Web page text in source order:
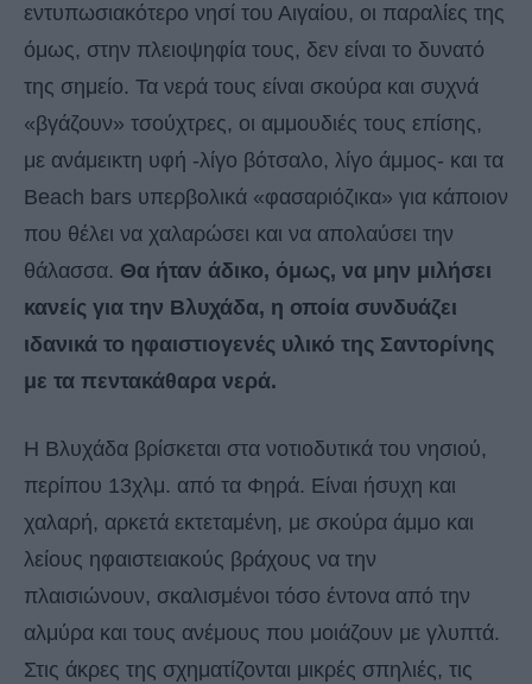
εντυπωσιακότερο νησί του Αιγαίου, οι παραλίες της
όμως, στην πλειοψηφία τους, δεν είναι το δυνατό
της σημείο. Τα νερά τους είναι σκούρα και συχνά
«βγάζουν» τσούχτρες, οι αμμουδιές τους επίσης,
με ανάμεικτη υφή -λίγο βότσαλο, λίγο άμμος- και τα
Beach bars υπερβολικά «φασαριόζικα» για κάποιον
που θέλει να χαλαρώσει και να απολαύσει την
θάλασσα. Θα ήταν άδικο, όμως, να μην μιλήσει
κανείς για την Βλυχάδα, η οποία συνδυάζει
ιδανικά το ηφαιστιογενές υλικό της Σαντορίνης
με τα πεντακάθαρα νερά.
Η Βλυχάδα βρίσκεται στα νοτιοδυτικά του νησιού,
περίπου 13χλμ. από τα Φηρά. Είναι ήσυχη και
χαλαρή, αρκετά εκτεταμένη, με σκούρα άμμο και
λείους ηφαιστειακούς βράχους να την
πλαισιώνουν, σκαλισμένοι τόσο έντονα από την
αλμύρα και τους ανέμους που μοιάζουν με γλυπτά.
Στις άκρες της σχηματίζονται μικρές σπηλιές, τις